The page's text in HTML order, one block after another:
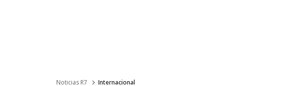
Noticias R7 Internacional